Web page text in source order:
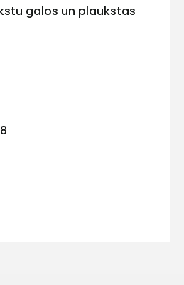
galos un plaukstas